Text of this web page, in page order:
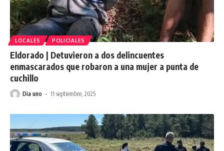
LOCALES POLICIALES
Eldorado | Detuvieron a dos delincuentes
enmascarados que robaron a una mujer a punta de
cuchillo
Dia uno 11 septiembre, 2025